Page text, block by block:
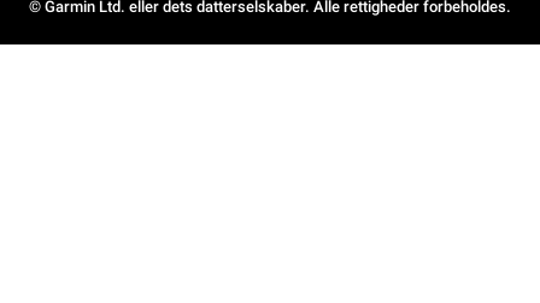
© Garmin Ltd. eller dets datterselskaber. Alle rettigheder forbeholdes.